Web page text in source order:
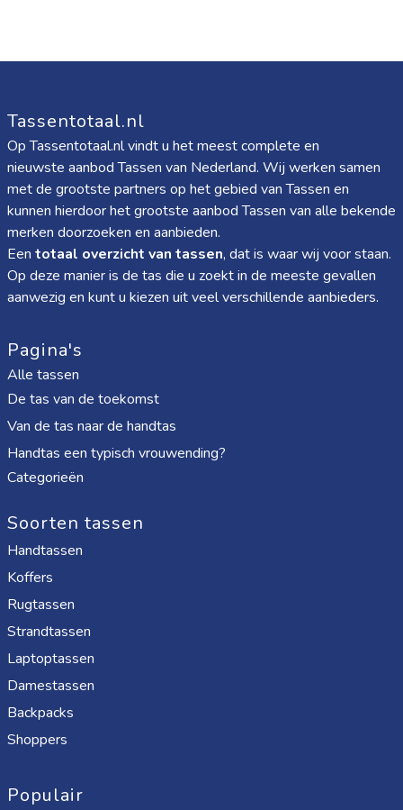
Tassentotaal.nl
Op Tassentotaal.nl vindt u het meest complete en
nieuwste aanbod Tassen van Nederland. Wij werken samen
met de grootste partners op het gebied van Tassen en
kunnen hierdoor het grootste aanbod Tassen van alle bekende
merken doorzoeken en aanbieden.
Een totaal overzicht van tassen, dat is waar wij voor staan.
Op deze manier is de tas die u zoekt in de meeste gevallen
aanwezig en kunt u kiezen uit veel verschillende aanbieders.
Pagina's
Alle tassen
De tas van de toekomst
Van de tas naar de handtas
Handtas een typisch vrouwending?
Categorieën
Soorten tassen
Handtassen
Koffers
Rugtassen
Strandtassen
Laptoptassen
Damestassen
Backpacks
Shoppers
Populair